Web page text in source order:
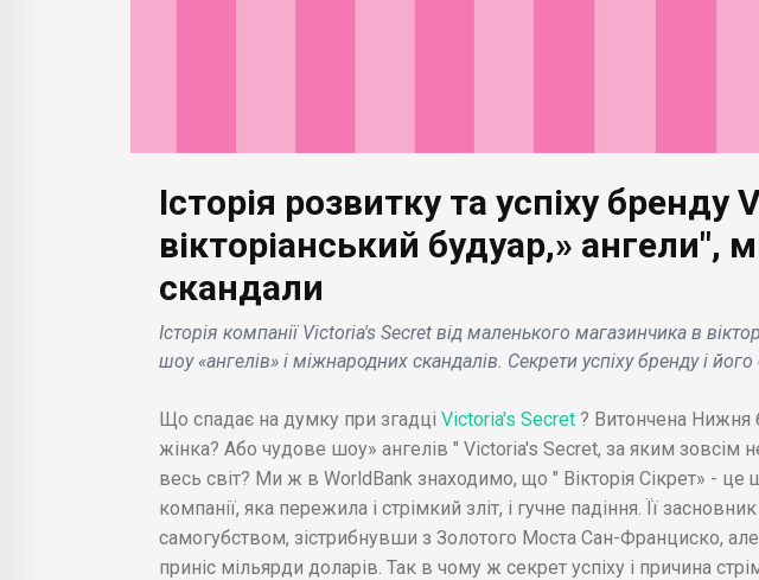
Історія розвитку та успіху
вікторіанський будуар,» ангели",
скандали
Історія компанії Victoria's Secret від маленького магазинчика в
шоу «ангелів» і міжнародних скандалів. Секрети успіху бренду і
Що спадає на думку при згадці Victoria's Secret ? Витончена Нижня
жінка? Або чудове шоу» ангелів " Victoria's Secret, за яким зовсім
весь світ? Ми ж в WorldBank знаходимо, що " Вікторія Сікрет» - це
компанії, яка пережила і стрімкий зліт, і гучне падіння. Її
самогубством, зістрибнувши з Золотого Моста Сан-Франциско,
приніс мільярди доларів. Так в чому ж секрет успіху і причина